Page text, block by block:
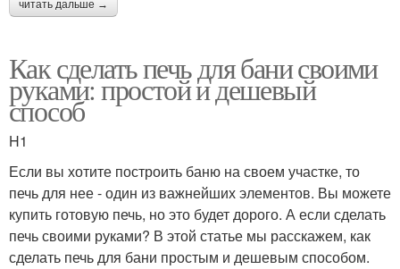
читать дальше →
Как сделать печь для бани своими
руками: простой и дешевый
способ
H1
Если вы хотите построить баню на своем участке, то
печь для нее - один из важнейших элементов. Вы можете
купить готовую печь, но это будет дорого. А если сделать
печь своими руками? В этой статье мы расскажем, как
сделать печь для бани простым и дешевым способом.